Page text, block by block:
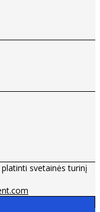
svetainės turinį